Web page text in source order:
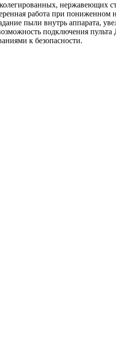
нержавеющих
работа при пониженном
пыли внутрь аппарата,
подключения пульта
к безопасности.